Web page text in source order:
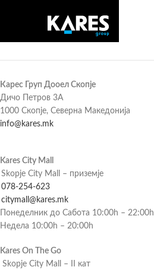
Карес Груп Дооел Скопје
Дичо Петров 3А
1000 Скопје, Северна Македонија
info@kares.mk
Kares City Mall
Skopje City Mall – приземје
078-254-623
citymall@kares.mk
Понеделник до Сабота 10:00h – 22:00h
Недела 10:00h – 20:00h
Kares On The Go
Skopje City Mall – II кат